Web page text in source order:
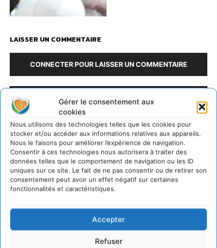
Gérer le consentement aux
cookies
Nous utilisons des technologies telles que les cookies pour
stocker et/ou accéder aux informations relatives aux appareils.
Nous le faisons pour améliorer l’expérience de navigation.
Consentir à ces technologies nous autorisera à traiter des
données telles que le comportement de navigation ou les ID
uniques sur ce site. Le fait de ne pas consentir ou de retirer son
consentement peut avoir un effet négatif sur certaines
fonctionnalités et caractéristiques.
Accepter
Refuser
LAISSER UN COMMENTAIRE
CONNECTER POUR LAISSER UN COMMENTAIRE
David Naulin
https://cdurable.info
Journaliste de solutions écologiques et sociales en